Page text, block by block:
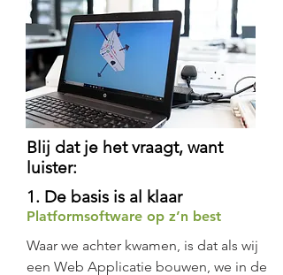
Blij dat je het vraagt, want
luister:
1. De basis is al klaar
Platformsoftware op z’n best
Waar we achter kwamen, is dat als wij
een Web Applicatie bouwen, we in de